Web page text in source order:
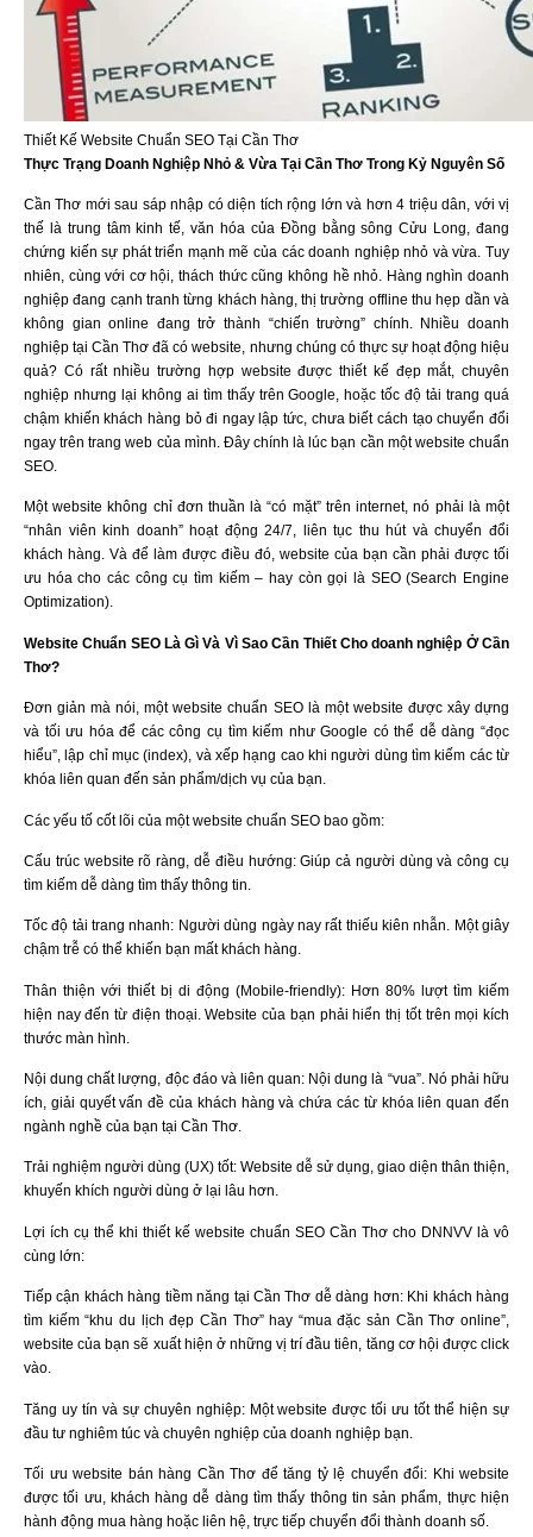
Thiết Kế Website Chuẩn SEO Tại Cần Thơ
Thực Trạng Doanh Nghiệp Nhỏ & Vừa Tại Cần Thơ Trong Kỷ Nguyên Số
Cần Thơ mới sau sáp nhập có diện tích rộng lớn và hơn 4 triệu dân, với vị
thế là trung tâm kinh tế, văn hóa của Đồng bằng sông Cửu Long, đang
chứng kiến sự phát triển mạnh mẽ của các doanh nghiệp nhỏ và vừa. Tuy
nhiên, cùng với cơ hội, thách thức cũng không hề nhỏ. Hàng nghìn doanh
nghiệp đang cạnh tranh từng khách hàng, thị trường offline thu hẹp dần và
không gian online đang trở thành “chiến trường” chính. Nhiều doanh
nghiệp tại Cần Thơ đã có website, nhưng chúng có thực sự hoạt động hiệu
quả? Có rất nhiều trường hợp website được thiết kế đẹp mắt, chuyên
nghiệp nhưng lại không ai tìm thấy trên Google, hoặc tốc độ tải trang quá
chậm khiến khách hàng bỏ đi ngay lập tức, chưa biết cách tạo chuyển đổi
ngay trên trang web của mình. Đây chính là lúc bạn cần một website chuẩn
SEO.
Một website không chỉ đơn thuần là “có mặt” trên internet, nó phải là một
“nhân viên kinh doanh” hoạt động 24/7, liên tục thu hút và chuyển đổi
khách hàng. Và để làm được điều đó, website của bạn cần phải được tối
ưu hóa cho các công cụ tìm kiếm – hay còn gọi là SEO (Search Engine
Optimization).
Website Chuẩn SEO Là Gì Và Vì Sao Cần Thiết Cho doanh nghiệp Ở Cần
Thơ?
Đơn giản mà nói, một website chuẩn SEO là một website được xây dựng
và tối ưu hóa để các công cụ tìm kiếm như Google có thể dễ dàng “đọc
hiểu”, lập chỉ mục (index), và xếp hạng cao khi người dùng tìm kiếm các từ
khóa liên quan đến sản phẩm/dịch vụ của bạn.
Các yếu tố cốt lõi của một website chuẩn SEO bao gồm:
Cấu trúc website rõ ràng, dễ điều hướng: Giúp cả người dùng và công cụ
tìm kiếm dễ dàng tìm thấy thông tin.
Tốc độ tải trang nhanh: Người dùng ngày nay rất thiếu kiên nhẫn. Một giây
chậm trễ có thể khiến bạn mất khách hàng.
Thân thiện với thiết bị di động (Mobile-friendly): Hơn 80% lượt tìm kiếm
hiện nay đến từ điện thoại. Website của bạn phải hiển thị tốt trên mọi kích
thước màn hình.
Nội dung chất lượng, độc đáo và liên quan: Nội dung là “vua”. Nó phải hữu
ích, giải quyết vấn đề của khách hàng và chứa các từ khóa liên quan đến
ngành nghề của bạn tại Cần Thơ.
Trải nghiệm người dùng (UX) tốt: Website dễ sử dụng, giao diện thân thiện,
khuyến khích người dùng ở lại lâu hơn.
Lợi ích cụ thể khi thiết kế website chuẩn SEO Cần Thơ cho DNNVV là vô
cùng lớn:
Tiếp cận khách hàng tiềm năng tại Cần Thơ dễ dàng hơn: Khi khách hàng
tìm kiếm “khu du lịch đẹp Cần Thơ” hay “mua đặc sản Cần Thơ online”,
website của bạn sẽ xuất hiện ở những vị trí đầu tiên, tăng cơ hội được click
vào.
Tăng uy tín và sự chuyên nghiệp: Một website được tối ưu tốt thể hiện sự
đầu tư nghiêm túc và chuyên nghiệp của doanh nghiệp bạn.
Tối ưu website bán hàng Cần Thơ để tăng tỷ lệ chuyển đổi: Khi website
được tối ưu, khách hàng dễ dàng tìm thấy thông tin sản phẩm, thực hiện
hành động mua hàng hoặc liên hệ, trực tiếp chuyển đổi thành doanh số.